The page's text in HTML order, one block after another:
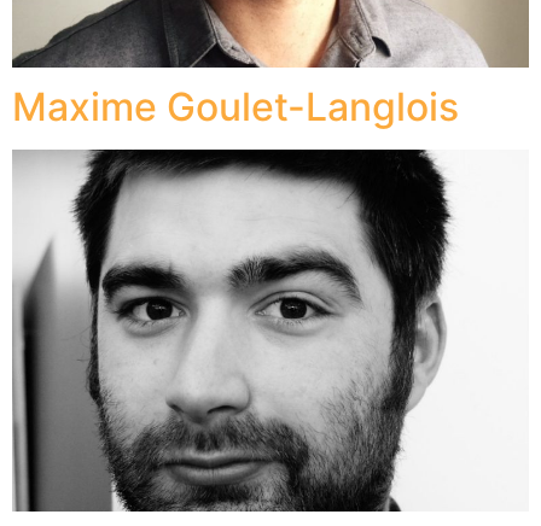
Maxime Goulet-Langlois